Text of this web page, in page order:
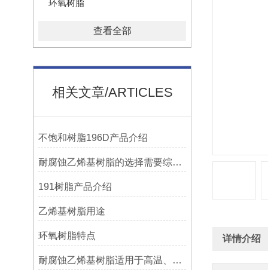
环氧树脂
查看全部
相关文章/ARTICLES
不饱和树脂196D产品介绍
耐腐蚀乙烯基树脂的选择需要综合考虑多种因素
191树脂产品介绍
乙烯基树脂用途
环氧树脂特点
耐腐蚀乙烯基树脂适用于高温、强腐蚀的环境
详情介绍